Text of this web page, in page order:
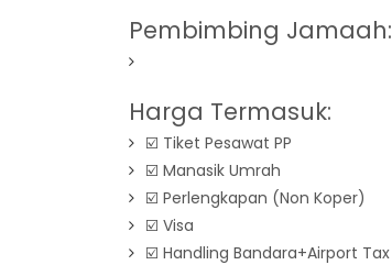
Pembimbing Jamaah:
Harga Termasuk:
☑️ Tiket Pesawat PP
☑️ Manasik Umrah
☑️ Perlengkapan (Non Koper)
☑️ Visa
☑️ Handling Bandara+Airport Tax